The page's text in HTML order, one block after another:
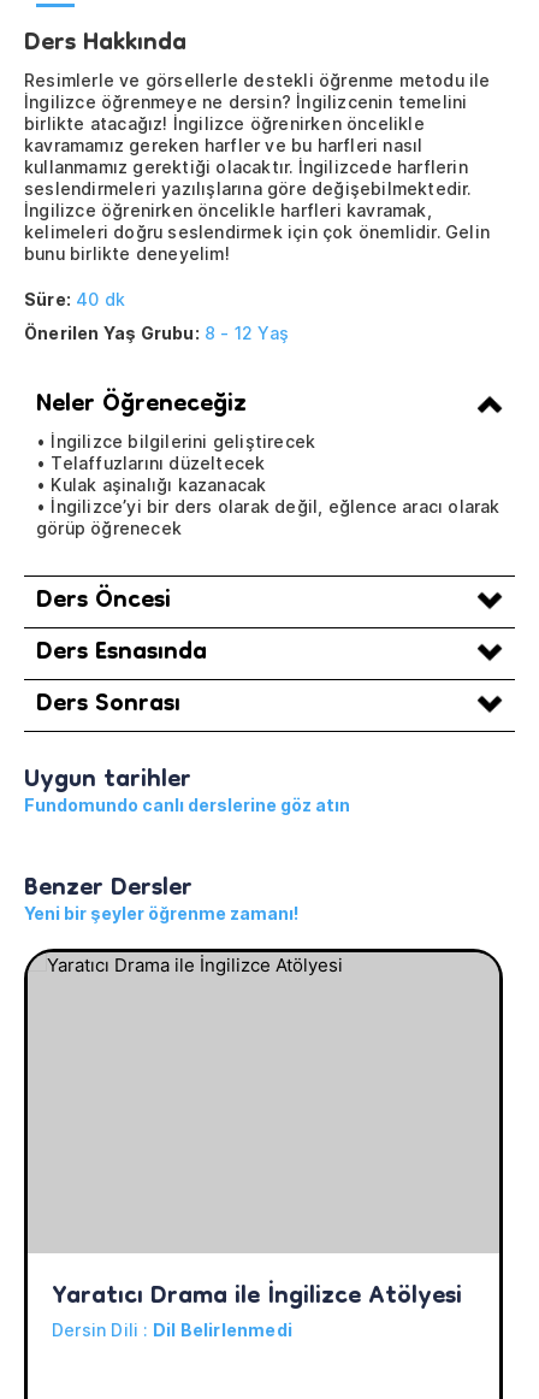
Ders Hakkında
Resimlerle ve görsellerle destekli öğrenme metodu ile
İngilizce öğrenmeye ne dersin? İngilizcenin temelini
birlikte atacağız! İngilizce öğrenirken öncelikle
kavramamız gereken harfler ve bu harfleri nasıl
kullanmamız gerektiği olacaktır. İngilizcede harflerin
seslendirmeleri yazılışlarına göre değişebilmektedir.
İngilizce öğrenirken öncelikle harfleri kavramak,
kelimeleri doğru seslendirmek için çok önemlidir. Gelin
bunu birlikte deneyelim!
Süre: 40 dk
Önerilen Yaş Grubu: 8 - 12 Yaş
Neler Öğreneceğiz
• İngilizce bilgilerini geliştirecek
• Telaffuzlarını düzeltecek
• Kulak aşinalığı kazanacak
• İngilizce’yi bir ders olarak değil, eğlence aracı olarak
görüp öğrenecek
Ders Öncesi
Ders Esnasında
Ders Sonrası
Uygun tarihler
Fundomundo canlı derslerine göz atın
Benzer Dersler
Yeni bir şeyler öğrenme zamanı!
Yaratıcı Drama ile İngilizce Atölyesi
Dersin Dili : Dil Belirlenmedi